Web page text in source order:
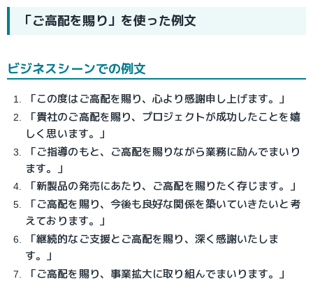
「ご高配を賜り」を使った例文
ビジネスシーンでの例文
「この度はご高配を賜り、心より感謝申し上げます。」
「貴社のご高配を賜り、プロジェクトが成功したことを嬉
しく思います。」
「ご指導のもと、ご高配を賜りながら業務に励んでまいり
ます。」
「新製品の発売にあたり、ご高配を賜りたく存じます。」
「ご高配を賜り、今後も良好な関係を築いていきたいと考
えております。」
「継続的なご支援とご高配を賜り、深く感謝いたしま
す。」
「ご高配を賜り、事業拡大に取り組んでまいります。」